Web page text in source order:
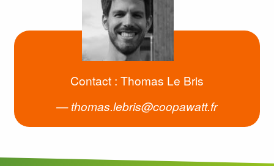
Contact : Thomas Le Bris
thomas.lebris@coopawatt.fr